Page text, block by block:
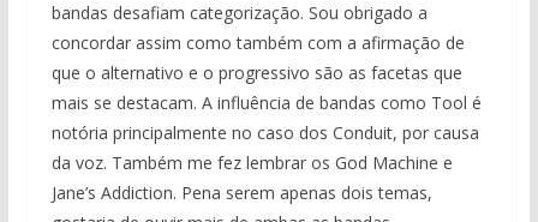
bandas desafiam categorização. Sou obrigado a
concordar assim como também com a afirmação de
que o alternativo e o progressivo são as facetas que
mais se destacam. A influência de bandas como Tool é
notória principalmente no caso dos Conduit, por causa
da voz. Também me fez lembrar os God Machine e
Jane’s Addiction. Pena serem apenas dois temas,